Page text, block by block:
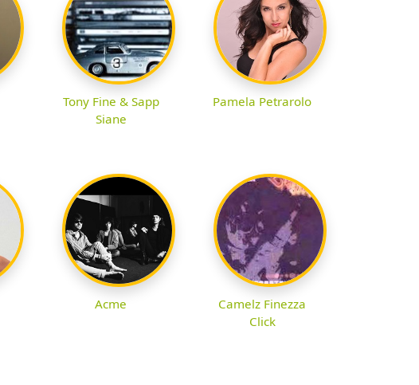
Tony Fine & Sapp
Siane
Pamela Petrarolo
Acme
Camelz Finezza
Click